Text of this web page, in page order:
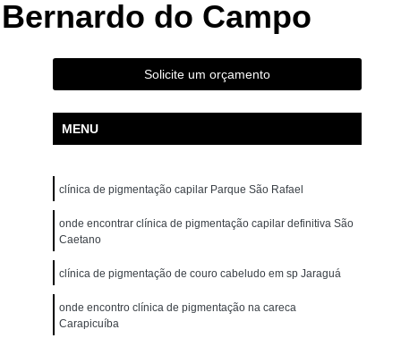
para Iniciantes Rio Grande da Serra
Curso de Pigmentação Capilar Ribeirão Pires
Capilar São Caetano do Sul
Micropigmentação Santo André
Presencial Mauá
Micropigmentação Capilar 3d
Micropigmentação Capilar em 3d
Micropigmentação Capilar para Calvície
do Campo
Solicite um orçamento
MENU
clínica de pigmentação capilar Parque São Rafael
onde encontrar clínica de pigmentação capilar definitiva São
Caetano
clínica de pigmentação de couro cabeludo em sp Jaraguá
onde encontro clínica de pigmentação na careca
Carapicuíba